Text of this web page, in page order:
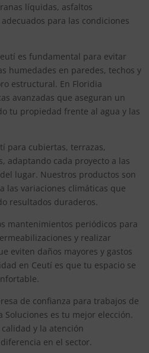
líquidas, asfaltos
para las condiciones
es fundamental para evitar
humedades en paredes, techos y
estructural. En Floridia
avanzadas que aseguran un
tu propiedad frente al agua y las
para cubiertas, terrazas,
adaptando cada proyecto a las
lugar. Nuestros productos son
las variaciones climáticas que
resultados duraderos.
mantenimientos periódicos para
y realizar
eviten daños mayores y gastos
en Ceutí es que tu espacio se
de confianza para trabajos de
es tu mejor elección.
y la atención
en el sector.